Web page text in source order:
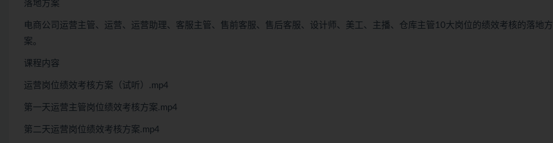
落地方案
电商公司运营主管、运营、运营助理、客服主管、售前客服、售后客服、设计师、美工、主播、仓库主管10大岗位的绩效考核的落地方
案。
课程内容
运营岗位绩效考核方案（试听）.mp4
第一天运营主管岗位绩效考核方案.mp4
第二天运营岗位绩效考核方案.mp4